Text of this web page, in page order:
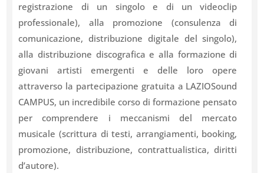
registrazione di un singolo e di un videoclip
professionale), alla promozione (consulenza di
comunicazione, distribuzione digitale del singolo),
alla distribuzione discografica e alla formazione di
giovani artisti emergenti e delle loro opere
attraverso la partecipazione gratuita a LAZIOSound
CAMPUS, un incredibile corso di formazione pensato
per comprendere i meccanismi del mercato
musicale (scrittura di testi, arrangiamenti, booking,
promozione, distribuzione, contrattualistica, diritti
d’autore).